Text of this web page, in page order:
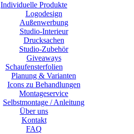
Individuelle Produkte
Logodesign
Außenwerbung
Studio-Interieur
Drucksachen
Studio-Zubehör
Giveaways
Schaufensterfolien
Planung & Varianten
Icons zu Behandlungen
Montageservice
Selbstmontage / Anleitung
Über uns
Kontakt
FAQ